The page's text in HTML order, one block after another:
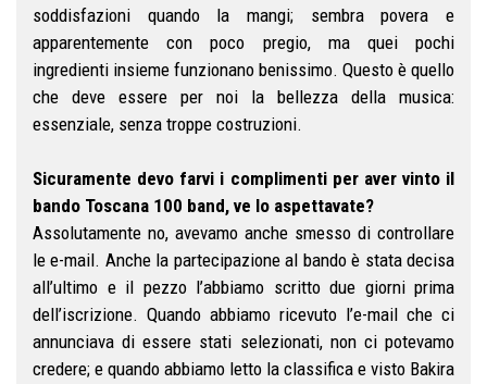
soddisfazioni quando la mangi; sembra povera e
apparentemente con poco pregio, ma quei pochi
ingredienti insieme funzionano benissimo. Questo è quello
che deve essere per noi la bellezza della musica:
essenziale, senza troppe costruzioni.
Sicuramente devo farvi i complimenti per aver vinto il
bando Toscana 100 band, ve lo aspettavate?
Assolutamente no, avevamo anche smesso di controllare
le e-mail. Anche la partecipazione al bando è stata decisa
all’ultimo e il pezzo l’abbiamo scritto due giorni prima
dell’iscrizione. Quando abbiamo ricevuto l’e-mail che ci
annunciava di essere stati selezionati, non ci potevamo
credere; e quando abbiamo letto la classifica e visto Bakira